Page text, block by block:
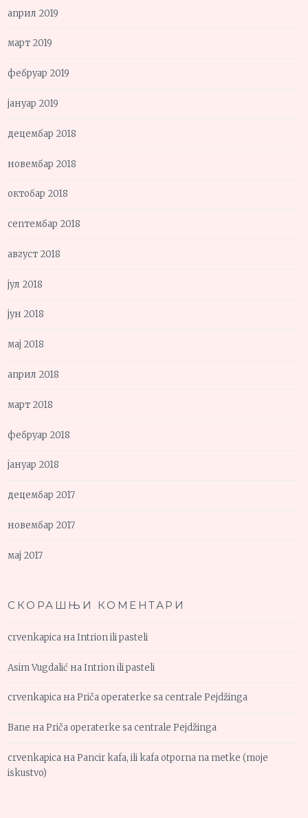
април 2019
март 2019
фебруар 2019
јануар 2019
децембар 2018
новембар 2018
октобар 2018
септембар 2018
август 2018
јул 2018
јун 2018
мај 2018
април 2018
март 2018
фебруар 2018
јануар 2018
децембар 2017
новембар 2017
мај 2017
СКОРАШЊИ КОМЕНТАРИ
crvenkapica наIntrion ili pasteli
Asim Vugdalić наIntrion ili pasteli
crvenkapica наPriča operaterke sa centrale Pejdžinga
Bane наPriča operaterke sa centrale Pejdžinga
crvenkapica наPancir kafa, ili kafa otporna na metke (moje
iskustvo)